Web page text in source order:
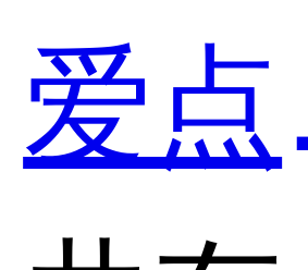
爱